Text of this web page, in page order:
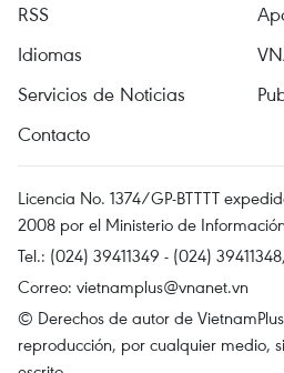
RSS
Idiomas
Servicios de Noticias
Contacto
Licencia No. 1374/GP-BTTTT
2008 por el Ministerio de
Tel.: (024) 39411349 - (024)
Correo: vietnamplus@vnanet.vn
© Derechos de autor de
reproducción, por cualquier medio,